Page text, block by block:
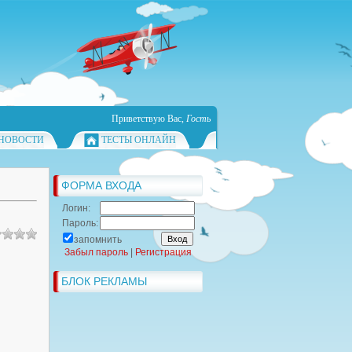
Приветствую Вас, Гость
ТЕСТЫ ОНЛАЙН
ФОРМА ВХОДА
Логин:
Пароль:
запомнить
Забыл пароль
Регистрация
БЛОК РЕКЛАМЫ